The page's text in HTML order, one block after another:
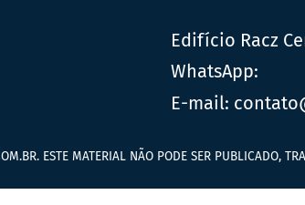
Edifício Racz
WhatsApp:
E-mail:
ESTE MATERIAL NÃO PODE SER PUBLICADO,